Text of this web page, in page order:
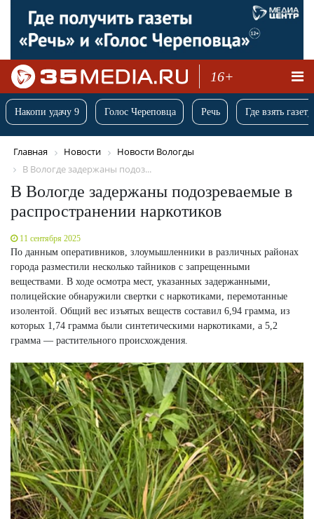
16+
Накопи удачу 9 Голос Череповца Речь Где взять
Главная Новости
Новости Вологды
В Вологде задержаны подоз...
В Вологде задержаны подозреваемые в
распространении наркотиков
11 сентября 2025
По данным оперативников, злоумышленники в различных районах
города разместили несколько тайников с запрещенными
веществами. В ходе осмотра мест, указанных задержанными,
полицейские обнаружили свертки с наркотиками, перемотанные
изолентой. Общий вес изъятых веществ составил 6,94 грамма, из
которых 1,74 грамма были синтетическими наркотиками, а 5,2
грамма — растительного происхождения.